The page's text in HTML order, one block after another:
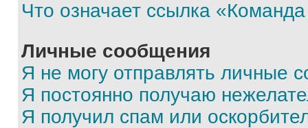
Что означает ссылка
Личные сообщения
Я не могу отправлять личные
Я постоянно получаю
Я получил спам или